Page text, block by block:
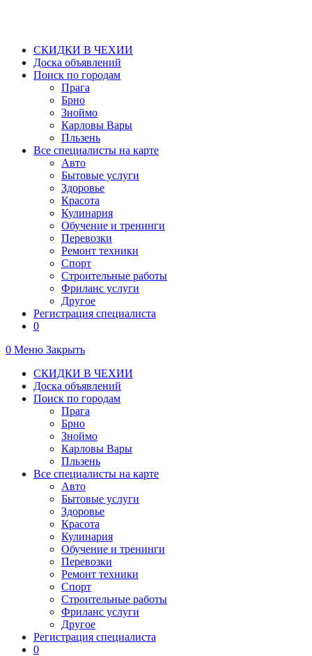
СКИДКИ В ЧЕХИИ
Доска объявлений
Поиск по городам
Прага
Брно
Зноймо
Карловы Вары
Пльзень
Все специалисты на карте
Авто
Бытовые услуги
Здоровье
Красота
Кулинария
Обучение и тренинги
Перевозки
Ремонт техники
Спорт
Строительные работы
Фриланс услуги
Другое
Регистрация специалиста
0
0 Меню Закрыть
СКИДКИ В ЧЕХИИ
Доска объявлений
Поиск по городам
Прага
Брно
Зноймо
Карловы Вары
Пльзень
Все специалисты на карте
Авто
Бытовые услуги
Здоровье
Красота
Кулинария
Обучение и тренинги
Перевозки
Ремонт техники
Спорт
Строительные работы
Фриланс услуги
Другое
Регистрация специалиста
0